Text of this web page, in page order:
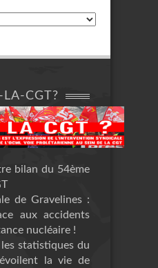
LA-CGT?
bilan du 54ème
de Gravelines :
aux accidents
nucléaire !
statistiques du
la vie de